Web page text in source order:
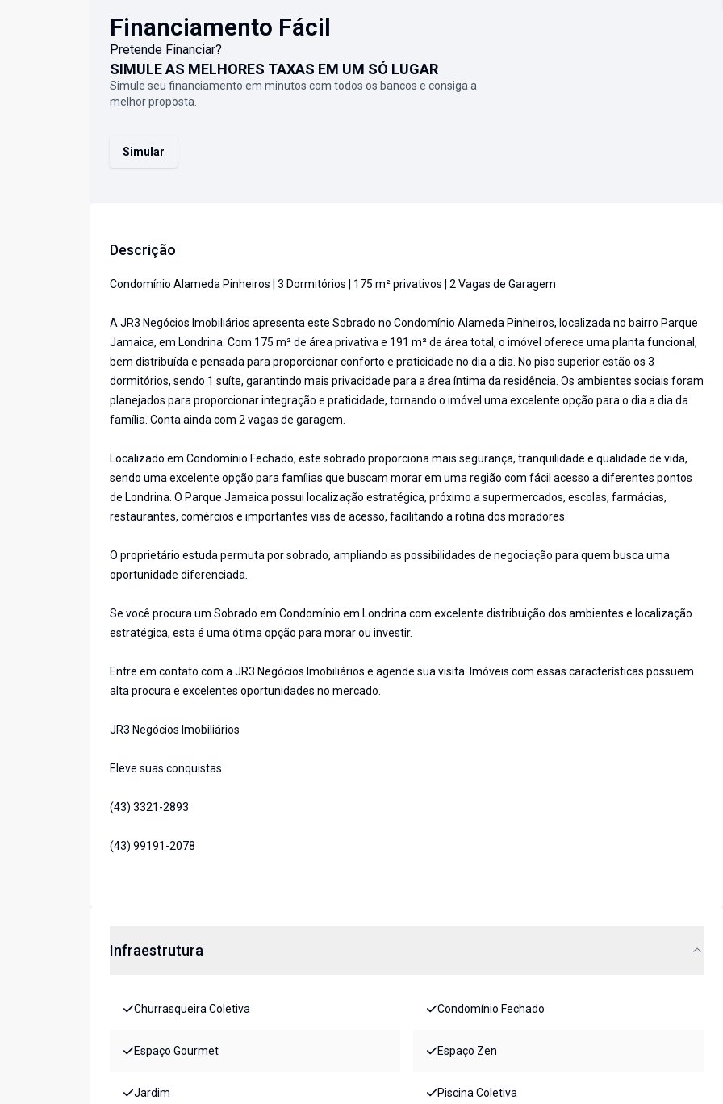
Financiamento Fácil
Pretende Financiar?
SIMULE AS MELHORES TAXAS EM UM SÓ LUGAR
Simule seu financiamento em minutos com todos os bancos e consiga a
melhor proposta.
Simular
Descrição
Condomínio Alameda Pinheiros | 3 Dormitórios | 175 m² privativos | 2 Vagas de Garagem
A JR3 Negócios Imobiliários apresenta este Sobrado no Condomínio Alameda Pinheiros, localizada no bairro Parque
Jamaica, em Londrina. Com 175 m² de área privativa e 191 m² de área total, o imóvel oferece uma planta funcional,
bem distribuída e pensada para proporcionar conforto e praticidade no dia a dia. No piso superior estão os 3
dormitórios, sendo 1 suíte, garantindo mais privacidade para a área íntima da residência. Os ambientes sociais foram
planejados para proporcionar integração e praticidade, tornando o imóvel uma excelente opção para o dia a dia da
família. Conta ainda com 2 vagas de garagem.
Localizado em Condomínio Fechado, este sobrado proporciona mais segurança, tranquilidade e qualidade de vida,
sendo uma excelente opção para famílias que buscam morar em uma região com fácil acesso a diferentes pontos
de Londrina. O Parque Jamaica possui localização estratégica, próximo a supermercados, escolas, farmácias,
restaurantes, comércios e importantes vias de acesso, facilitando a rotina dos moradores.
O proprietário estuda permuta por sobrado, ampliando as possibilidades de negociação para quem busca uma
oportunidade diferenciada.
Se você procura um Sobrado em Condomínio em Londrina com excelente distribuição dos ambientes e localização
estratégica, esta é uma ótima opção para morar ou investir.
Entre em contato com a JR3 Negócios Imobiliários e agende sua visita. Imóveis com essas características possuem
alta procura e excelentes oportunidades no mercado.
JR3 Negócios Imobiliários
Eleve suas conquistas
(43) 3321-2893
(43) 99191-2078
Infraestrutura
Churrasqueira Coletiva Condomínio Fechado
Espaço Gourmet Espaço Zen
Jardim Piscina Coletiva